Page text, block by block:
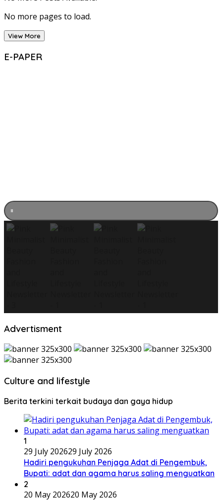
No more pages to load.
View More
E-PAPER
Advertisment
Culture and lifestyle
Berita terkini terkait budaya dan gaya hidup
1
29 July 202629 July 2026
Hadiri pengukuhan Penjaga Adat di Pengembuk,
Bupati: adat dan agama harus saling menguatkan
2
20 May 202620 May 2026